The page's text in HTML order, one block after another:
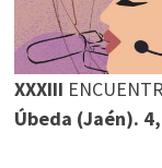
XXXIII
Úbeda (Jaén).